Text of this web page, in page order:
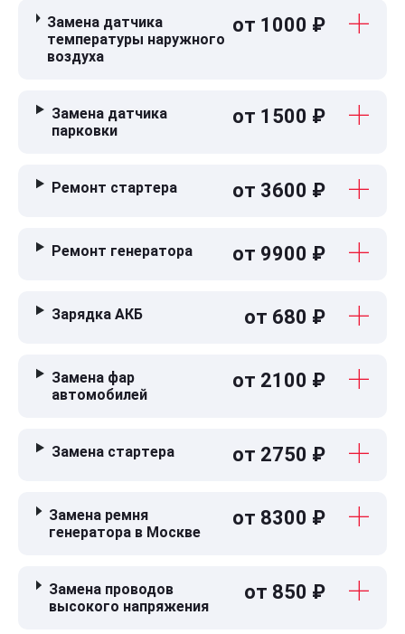
Замена датчика
температуры наружного
воздуха
от 1000 ₽
Замена датчика
парковки
от 1500 ₽
Ремонт стартера от 3600 ₽
Ремонт генератора от 9900 ₽
Зарядка АКБ от 680 ₽
Замена фар
автомобилей
от 2100 ₽
Замена стартера от 2750 ₽
Замена ремня
генератора в Москве
от 8300 ₽
Замена проводов
высокого напряжения
от 850 ₽